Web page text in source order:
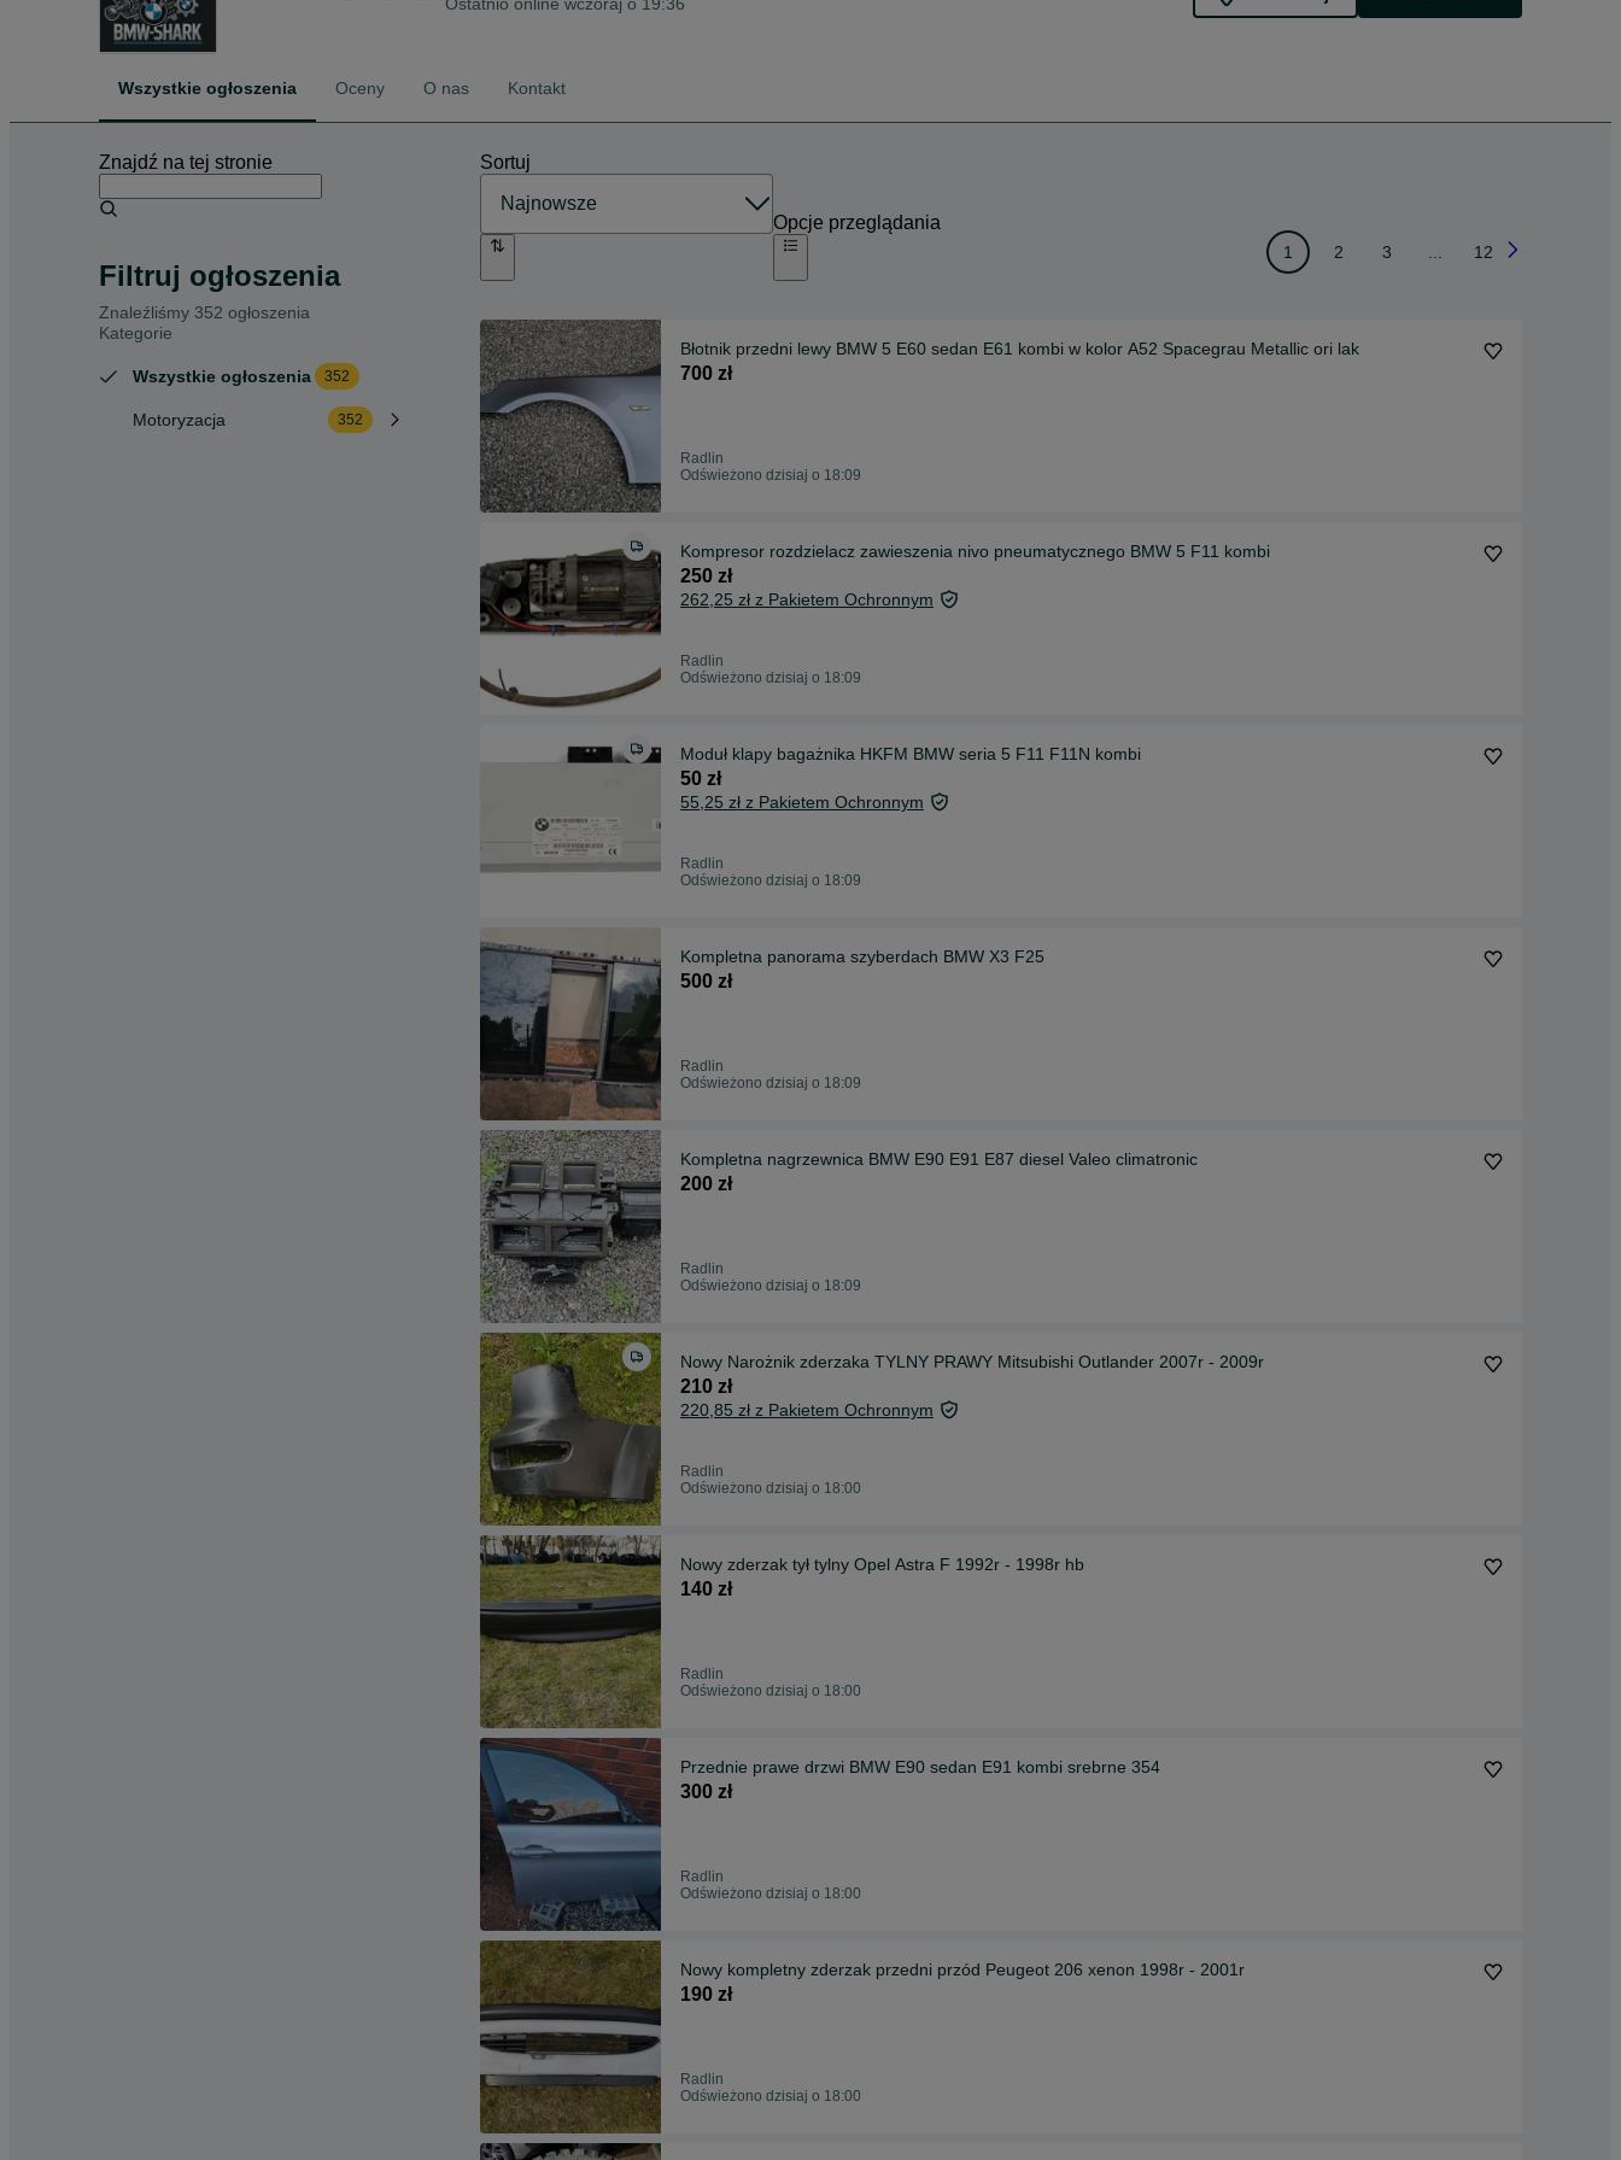
Wszystkie ogłoszenia Oceny O nas Kontakt
Znajdź na tej stronie
Filtruj ogłoszenia
Znaleźliśmy 352 ogłoszenia
Kategorie
Wszystkie ogłoszenia 352
Motoryzacja 352
Sortuj
Opcje przeglądania
1 2 3 12
Błotnik przedni lewy BMW 5 E60 sedan E61 kombi w kolor A52 Spacegrau Metallic ori lak
700 zł
Radlin
Odświeżono dzisiaj o 18:09
Kompresor rozdzielacz zawieszenia nivo pneumatycznego BMW 5 F11 kombi
250 zł
262,25 zł z Pakietem Ochronnym
Radlin
Odświeżono dzisiaj o 18:09
Moduł klapy bagażnika HKFM BMW seria 5 F11 F11N kombi
50 zł
55,25 zł z Pakietem Ochronnym
Radlin
Odświeżono dzisiaj o 18:09
Kompletna panorama szyberdach BMW X3 F25
500 zł
Radlin
Odświeżono dzisiaj o 18:09
Kompletna nagrzewnica BMW E90 E91 E87 diesel Valeo climatronic
200 zł
Radlin
Odświeżono dzisiaj o 18:09
Nowy Narożnik zderzaka TYLNY PRAWY Mitsubishi Outlander 2007r - 2009r
210 zł
220,85 zł z Pakietem Ochronnym
Radlin
Odświeżono dzisiaj o 18:00
Nowy zderzak tył tylny Opel Astra F 1992r - 1998r hb
140 zł
Radlin
Odświeżono dzisiaj o 18:00
Przednie prawe drzwi BMW E90 sedan E91 kombi srebrne 354
300 zł
Radlin
Odświeżono dzisiaj o 18:00
Nowy kompletny zderzak przedni przód Peugeot 206 xenon 1998r - 2001r
190 zł
Radlin
Odświeżono dzisiaj o 18:00